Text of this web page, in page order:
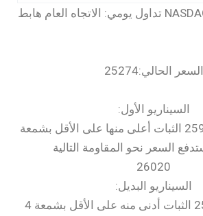
السعر الحالي:25274
السيناريو الأول:
كسر المقاومة 25900 الثبات أعلى منها على الأقل بشمعة
26020
السيناريو البديل:
كسر الدعم 25030 الثبات أدنى منه على الأقل بشمعة 4